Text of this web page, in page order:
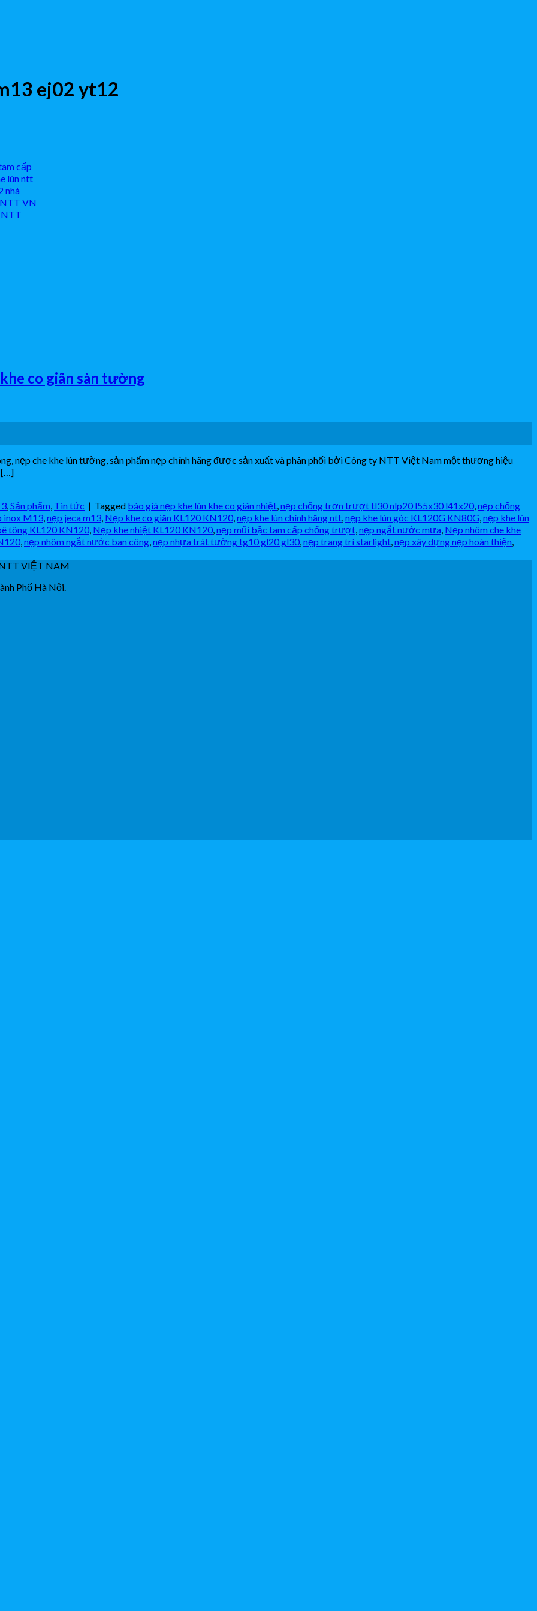
ej02 yt12
cấp
lún ntt
nhà
NTT VN
NTT
co giãn sàn tường
nẹp che khe lún tường, sản phẩm nẹp chính hãng được sản xuất và phân phối bởi Công ty NTT Việt Nam một thương hiệu
[…]
Sản phẩm Tin tức | Tagged báo giá nẹp khe lún khe co giãn nhiệt nẹp chống trơn trượt tl30 nlp20 l55x30 l41x20 nẹp chống
inox M13 nẹp jeca m13 Nẹp khe co giãn KL120 KN120 nẹp khe lún chính hãng ntt nẹp khe lún góc KL120G KN80G nẹp khe lún
tông KL120 KN120 Nẹp khe nhiệt KL120 KN120 nẹp mũi bậc tam cấp chống trượt nẹp ngắt nước mưa Nẹp nhôm che khe
nẹp nhôm ngắt nước ban công nẹp nhựa trát tường tg10 gl20 gl30 nẹp trang trí starlight nẹp xây dựng nẹp hoàn thiện
VIỆT NAM
Phố Hà Nội.